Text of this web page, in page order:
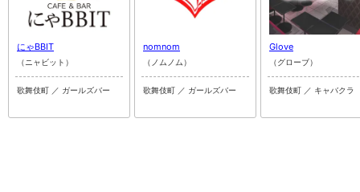
にゃBBIT
（ニャビット）
歌舞伎町 ／ ガールズバー
nomnom
（ノムノム）
歌舞伎町 ／ ガールズバー
Glove
（グローブ）
歌舞伎町 ／ キャバクラ